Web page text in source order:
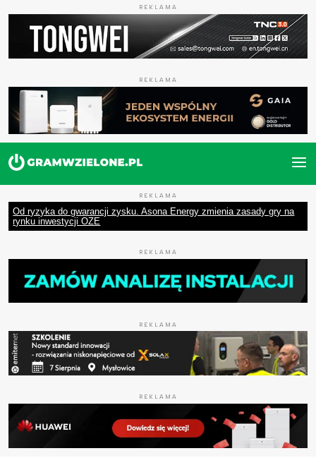
REKLAMA
REKLAMA
REKLAMA
Od ryzyka do gwarancji zysku. Asona Energy zmienia zasady gry na
rynku inwestycji OZE
REKLAMA
REKLAMA
REKLAMA